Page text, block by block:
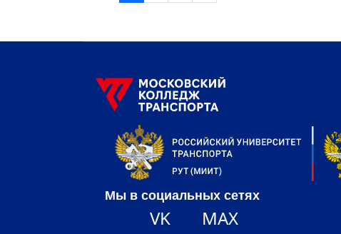
Мы в социальных сетях
VK MAX